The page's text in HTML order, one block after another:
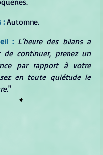
:
Automne.
:
L'heure des bilans a
de continuer, prenez un
par rapport à votre
en toute quiétude le
"
*